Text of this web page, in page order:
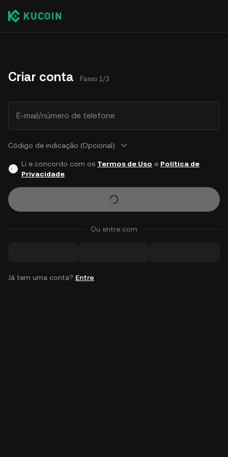
Criar conta Passo 1/3
E-mail/número de telefone
Código de indicação (Opcional)
Li e concordo com os Termos de Uso e Política de
Privacidade.
Ou entre com
Já tem uma conta? Entre